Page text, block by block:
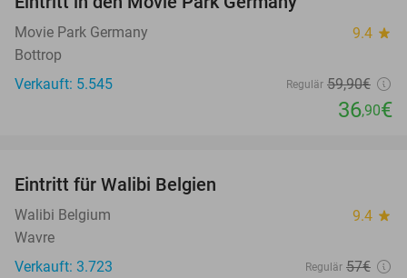
Movie Park Germany 9.4 star
Bottrop
Verkauft: 5.545
Regulär 59,90€
36,90€
Eintritt für Walibi Belgien
Walibi Belgium 9.4 star
Wavre
Verkauft: 3.723
Regulär 57€